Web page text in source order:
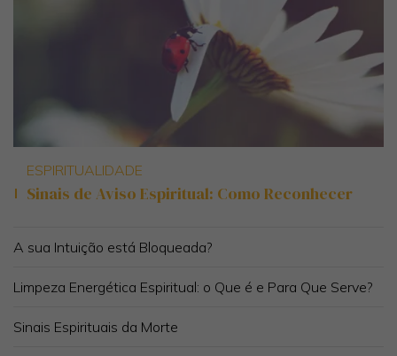
ESPIRITUALIDADE
Sinais de Aviso Espiritual: Como Reconhecer
A sua Intuição está Bloqueada?
Limpeza Energética Espiritual: o Que é e Para Que Serve?
Sinais Espirituais da Morte